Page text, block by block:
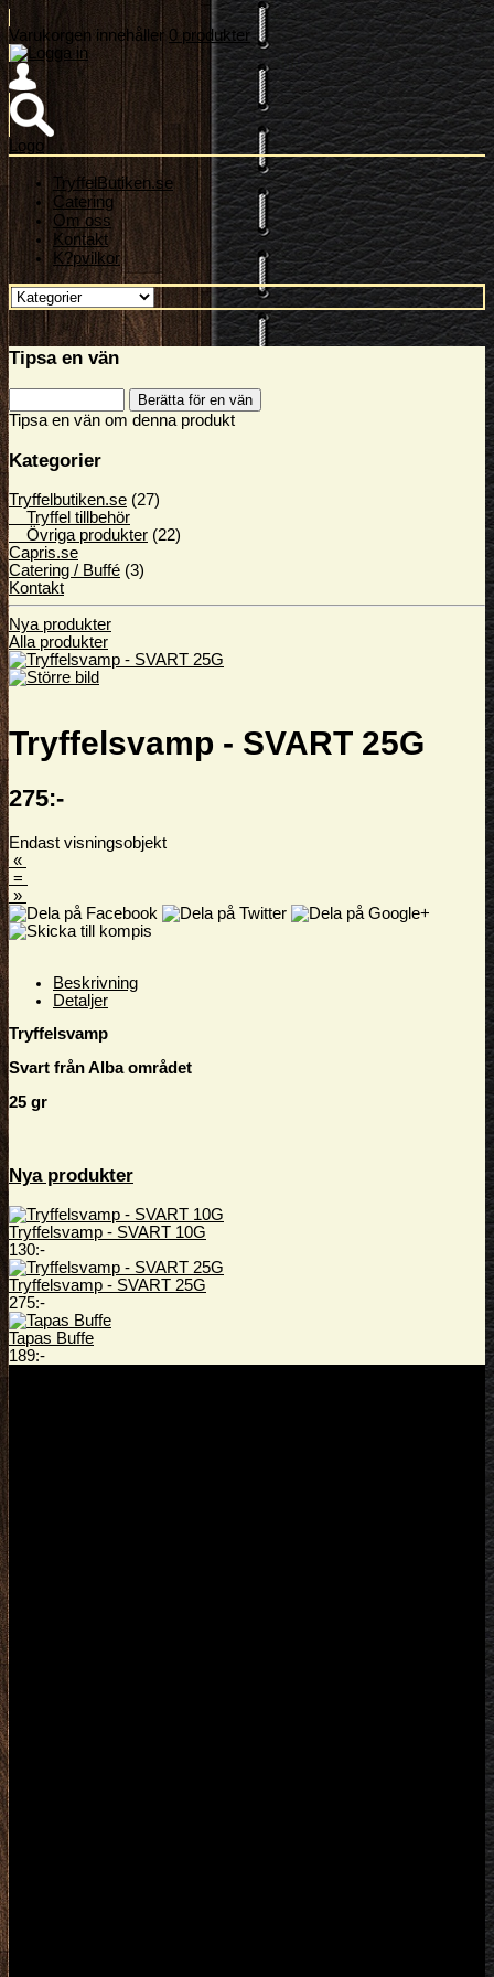
Varukorgen innehåller 0 produkter
Logo
TryffelButiken.se
Catering
Om oss
Kontakt
K?pvilkor
Tipsa en vän
Tipsa en vän om denna produkt
Kategorier
Tryffelbutiken.se (27)
Tryffel tillbehör
Övriga produkter (22)
Capris.se
Catering / Buffé (3)
Kontakt
Nya produkter
Alla produkter
Tryffelsvamp - SVART 25G
275:-
Endast visningsobjekt
«
=
»
Beskrivning
Detaljer
Tryffelsvamp
Svart från Alba området
25 gr
Nya produkter
Tryffelsvamp - SVART 10G
130:-
Tryffelsvamp - SVART 25G
275:-
Tapas Buffe
189:-